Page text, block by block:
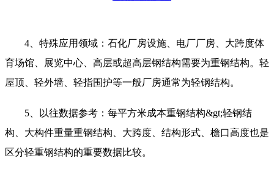
4、特殊应用领域：石化厂房设施、电厂厂房、大跨度体
育场馆、展览中心、高层或超高层钢结构需要为重钢结构。轻
屋顶、轻外墙、轻指围护等一般厂房通常为轻钢结构。
5、以往数据参考：每平方米成本重钢结构&gt;轻钢结
构、大构件重量重钢结构、大跨度、结构形式、檐口高度也是
区分轻重钢结构的重要数据比较。